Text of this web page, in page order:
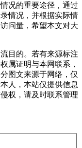
况的重要途径，通过
情况，并根据实际情
问量，希望本文对大
目的。若有来源标注
属证明与本网联系，
图文来源于网络，仅
人，本站仅提供信息
权，请及时联系管理